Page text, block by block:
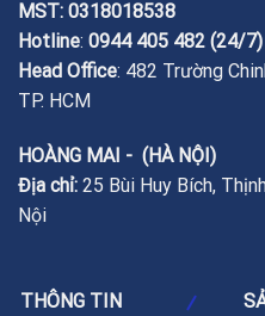
MST: 0318018538
Hotline: 0944 405 482 (24/7)
Head Office: 482 Trường
TP. HCM
HOÀNG MAI - (HÀ NỘI)
Địa chỉ: 25 Bùi Huy Bích,
Nội
THÔNG TIN